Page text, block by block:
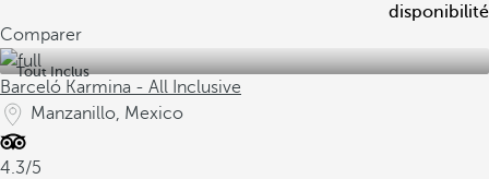
disponibilité
Comparer
Tout Inclus
Barceló Karmina - All Inclusive
Manzanillo, Mexico
4.3/5